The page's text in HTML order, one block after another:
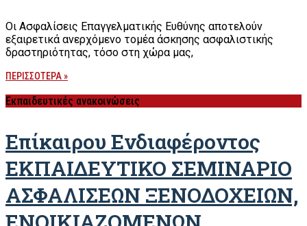
Οι Ασφαλίσεις Επαγγελματικής Ευθύνης αποτελούν
εξαιρετικά ανερχόμενο τομέα άσκησης ασφαλιστικής
δραστηριότητας, τόσο στη χώρα μας,
ΠΕΡΙΣΣΟΤΕΡΑ »
Εκπαιδευτικές ανακοινώσεις
Επίκαιρου Ενδιαφέροντος
ΕΚΠΑΙΔΕΥΤΙΚΟ ΣΕΜΙΝΑΡΙΟ
ΑΣΦΑΛΙΣΕΩΝ ΞΕΝΟΔΟΧΕΙΩΝ,